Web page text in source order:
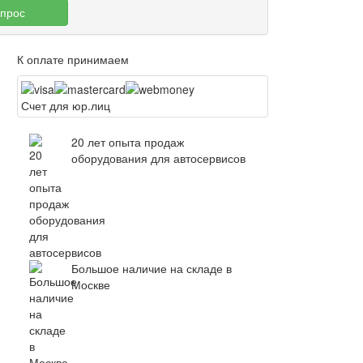
К оплате принимаем
Счет для юр.лиц
20 лет опыта продаж
оборудования для автосервисов
Большое наличие на складе в
Москве